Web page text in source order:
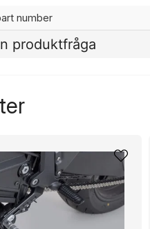
number
produktfråga
får publicera min fråga